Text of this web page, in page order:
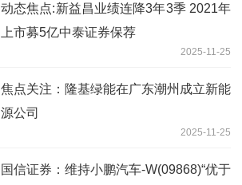
动态焦点:新益昌业绩连降3年3季 2021年
上市募5亿中泰证券保荐
2025-11-25
焦点关注：隆基绿能在广东潮州成立新能
源公司
2025-11-25
国信证券：维持小鹏汽车-W(09868)“优于